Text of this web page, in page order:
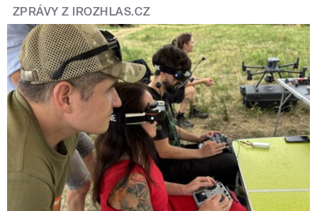
ZPRÁVY Z IROZHLAS.CZ